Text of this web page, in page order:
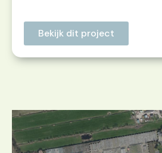
Bekijk dit project